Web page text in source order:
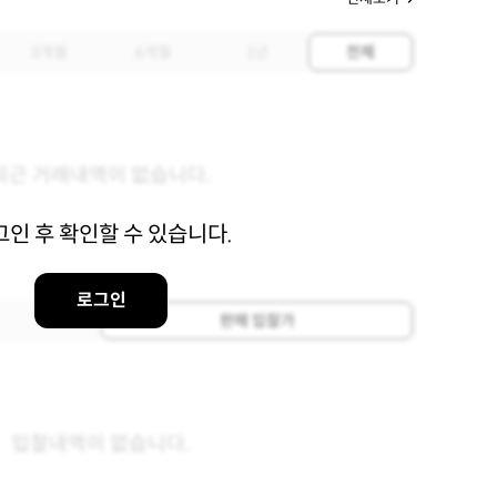
인 후 확인할 수 있습니다.
로그인
전체
판매 입찰가